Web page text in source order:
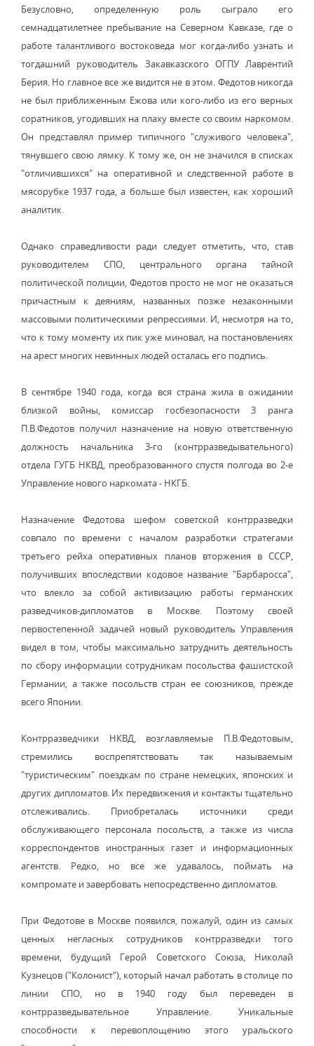
Безусловно, определенную роль сыграло его
семнадцатилетнее пребывание на Северном Кавказе, где о
работе талантливого востоковеда мог когда-либо узнать и
тогдашний руководитель Закавказского ОГПУ Лаврентий
Берия. Но главное все же видится не в этом. Федотов никогда
не был приближенным Ежова или кого-либо из его верных
соратников, угодивших на плаху вместе со своим наркомом.
Он представлял пример типичного "служивого человека",
тянувшего свою лямку. К тому же, он не значился в списках
"отличившихся" на оперативной и следственной работе в
мясорубке 1937 года, а больше был известен, как хороший
аналитик.
Однако справедливости ради следует отметить, что, став
руководителем СПО, центрального органа тайной
политической полиции, Федотов просто не мог не оказаться
причастным к деяниям, названных позже незаконными
массовыми политическими репрессиями. И, несмотря на то,
что к тому моменту их пик уже миновал, на постановлениях
на арест многих невинных людей осталась его подпись.
В сентябре 1940 года, когда вся страна жила в ожидании
близкой войны, комиссар госбезопасности 3 ранга
П.В.Федотов получил назначение на новую ответственную
должность начальника 3-го (контрразведывательного)
отдела ГУГБ НКВД, преобразованного спустя полгода во 2-е
Управление нового наркомата - НКГБ.
Назначение Федотова шефом советской контрразведки
совпало по времени с началом разработки стратегами
третьего рейха оперативных планов вторжения в СССР,
получивших впоследствии кодовое название "Барбаросса",
что влекло за собой активизацию работы германских
разведчиков-дипломатов в Москве. Поэтому своей
первостепенной задачей новый руководитель Управления
видел в том, чтобы максимально затруднить деятельность
по сбору информации сотрудникам посольства фашистской
Германии, а также посольств стран ее союзников, прежде
всего Японии.
Контрразведчики НКВД, возглавляемые П.В.Федотовым,
стремились воспрепятствовать так называемым
"туристическим" поездкам по стране немецких, японских и
других дипломатов. Их передвижения и контакты тщательно
отслеживались. Приобреталась источники среди
обслуживающего персонала посольств, а также из числа
корреспондентов иностранных газет и информационных
агентств. Редко, но все же удавалось, поймать на
компромате и завербовать непосредственно дипломатов.
При Федотове в Москве появился, пожалуй, один из самых
ценных негласных сотрудников контрразведки того
времени, будущий Герой Советского Союза, Николай
Кузнецов ("Колонист"), который начал работать в столице по
линии СПО, но в 1940 году был переведен в
контрразведывательное Управление. Уникальные
способности к перевоплощению этого уральского